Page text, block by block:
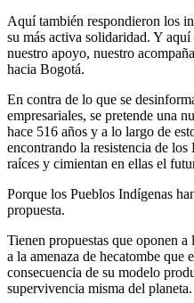
Aquí también respondieron los
su más activa solidaridad. Y
nuestro apoyo, nuestro
hacia Bogotá.
En contra de lo que se
empresariales, se pretende una
hace 516 años y a lo largo de
encontrando la resistencia de
raíces y cimientan en ellas el
Porque los Pueblos Indígenas
propuesta.
Tienen propuestas que oponen
a la amenaza de hecatombe que
consecuencia de su modelo
supervivencia misma del planeta.